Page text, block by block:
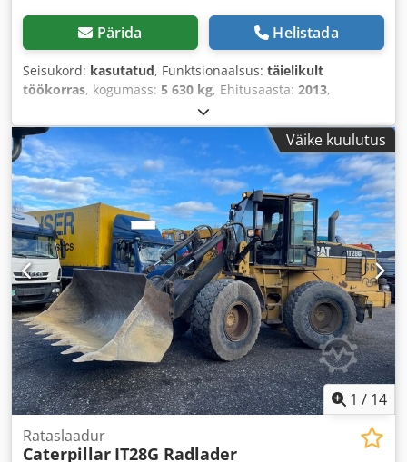
Pärida Helistada
Seisukord: kasutatud, Funktsionaalsus: täielikult
töökorras, kogumass: 5 630 kg, Ehitusaasta: 2013,
, Varustus:alusekahvlid, nelikvedu
Väike kuulutus
1 / 14
Rataslaadur
Caterpillar IT28G Radlader